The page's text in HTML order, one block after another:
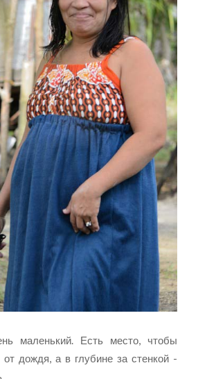
маленький. Есть место, чтобы
от дождя, а в глубине за стенкой -